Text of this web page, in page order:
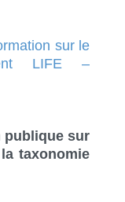
sur le
LIFE –
publique sur
taxonomie